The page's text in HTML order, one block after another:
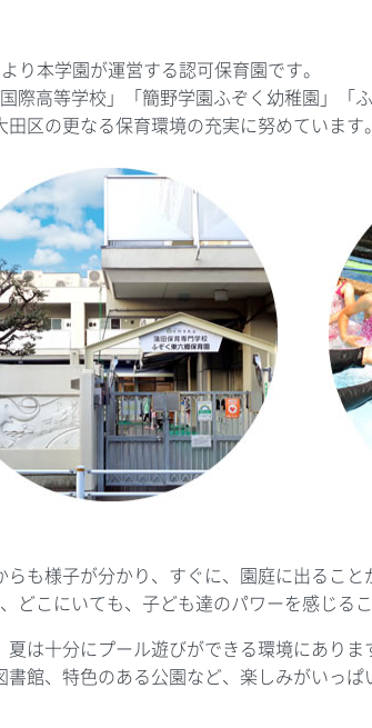
り本学園が運営する認可保育園です。
高等学校」「簡野学園ふぞく幼稚園」「
区の更なる保育環境の充実に努めています。
も様子が分かり、すぐに、園庭に出ること
どこにいても、子ども達のパワーを感じるこ
は十分にプール遊びができる環境にありま
館、特色のある公園など、楽しみがいっぱ